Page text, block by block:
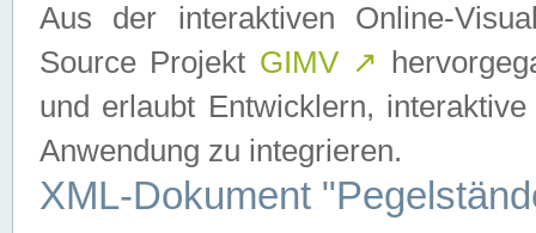
Aus der interaktiven Online-
Source Projekt GIMV ↗
und erlaubt Entwicklern,
Anwendung zu integrieren.
XML-Dokument